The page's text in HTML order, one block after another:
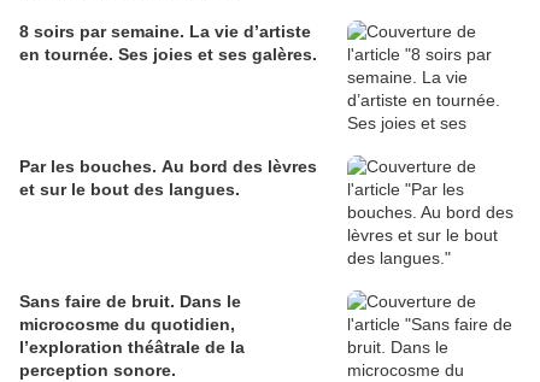
8 soirs par semaine. La vie d’artiste
en tournée. Ses joies et ses galères.
Par les bouches. Au bord des lèvres
et sur le bout des langues.
Sans faire de bruit. Dans le
microcosme du quotidien,
l’exploration théâtrale de la
perception sonore.